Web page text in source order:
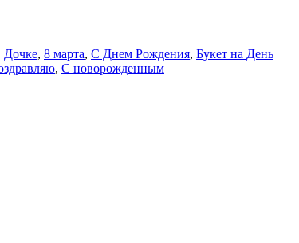
Дочке, 8 марта, С Днем Рождения, Букет на День
, С новорожденным